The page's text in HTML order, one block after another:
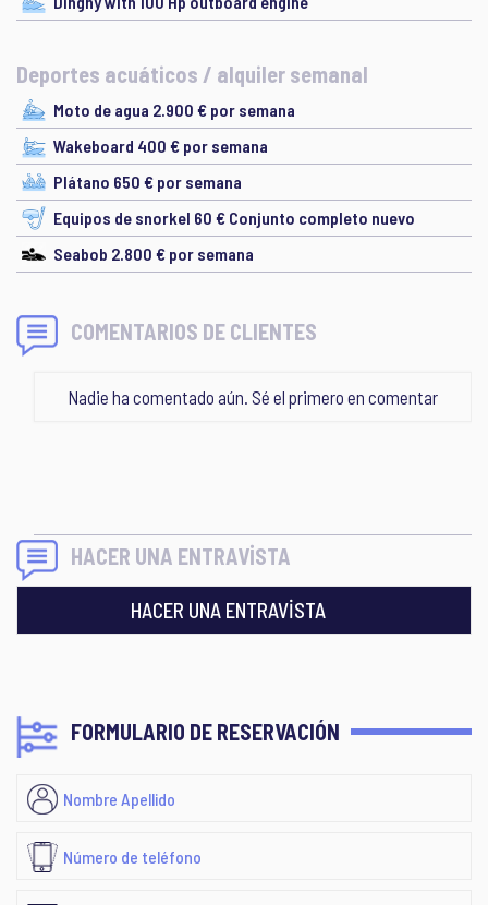
Deportes acuáticos / alquiler semanal
Moto de agua 2.900 € por semana
Wakeboard 400 € por semana
Plátano 650 € por semana
Equipos de snorkel 60 € Conjunto completo nuevo
Seabob 2.800 € por semana
COMENTARIOS DE CLIENTES
Nadie ha comentado aún. Sé el primero en comentar
HACER UNA ENTRAVİSTA
HACER UNA ENTRAVİSTA
FORMULARIO DE RESERVACIÓN